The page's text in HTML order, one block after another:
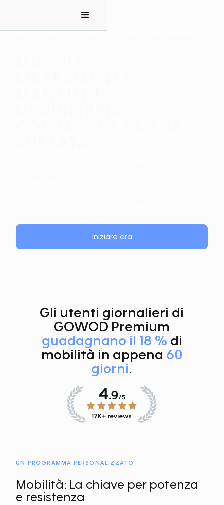
Iniziare ora
Gli utenti giornalieri di
GOWOD Premium
guadagnano il 18 % di
mobilità in appena 60
giorni.
UN PROGRAMMA PERSONALIZZATO
Mobilità: La chiave per potenza
e resistenza